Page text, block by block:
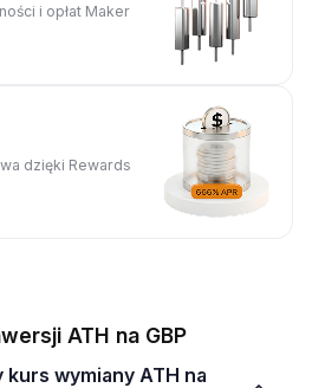
i opłat Maker
dzięki Rewards
ATH na GBP